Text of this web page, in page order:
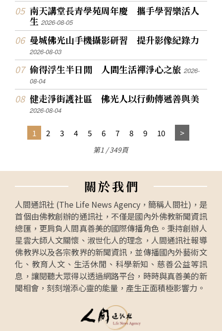
南天講堂長青學苑周年慶 攜手學習樂活人
生2026-08-05
曼城佛光山手機攝影研習 提升影像紀錄力
2026-08-03
偷得浮生半日閒 人間生活禪淨心之旅2026-
08-04
健走淨街護社區 佛光人以行動傳遞善與美
2026-08-04
1 2 3 4 5 6 7 8 9 10
第1 / 349頁
關於我們
人間通訊社 (The Life News Agency，簡稱人間社)，是
首個由佛教創辦的通訊社，不僅是國內外佛教新聞資訊
總匯，更肩負人間真善美的國際傳播角色。秉持創辦人
星雲大師人文關懷、淑世化人的理念，人間通訊社報導
佛教界以及各宗教界的新聞資訊，並傳播國內外藝術文
化、教育人文、生活休閒、科學新知、慈善公益等訊
息，讓閱聽大眾得以透過網路平台，時時與真善美的新
聞相會，刻刻增添心靈的能量，產生正面積極影響力。